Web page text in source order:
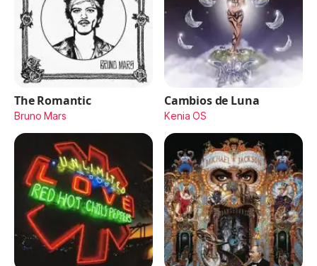
The Romantic
Bruno Mars
Cambios de Luna
Kenia OS